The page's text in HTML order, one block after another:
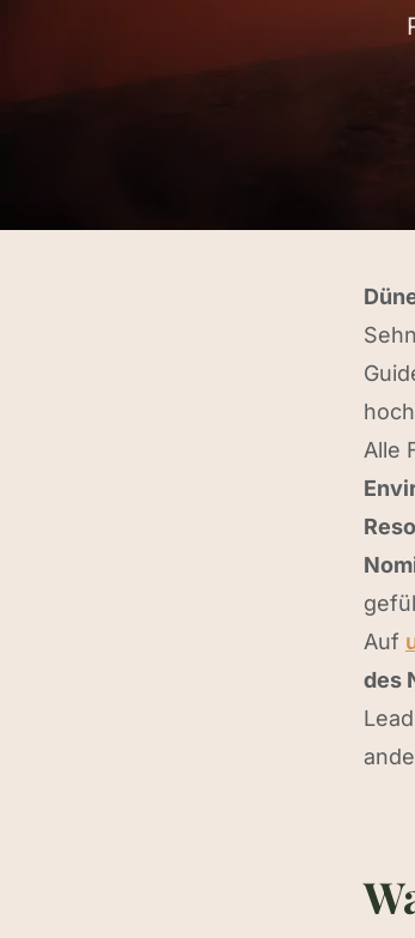
Alle
Auf
des